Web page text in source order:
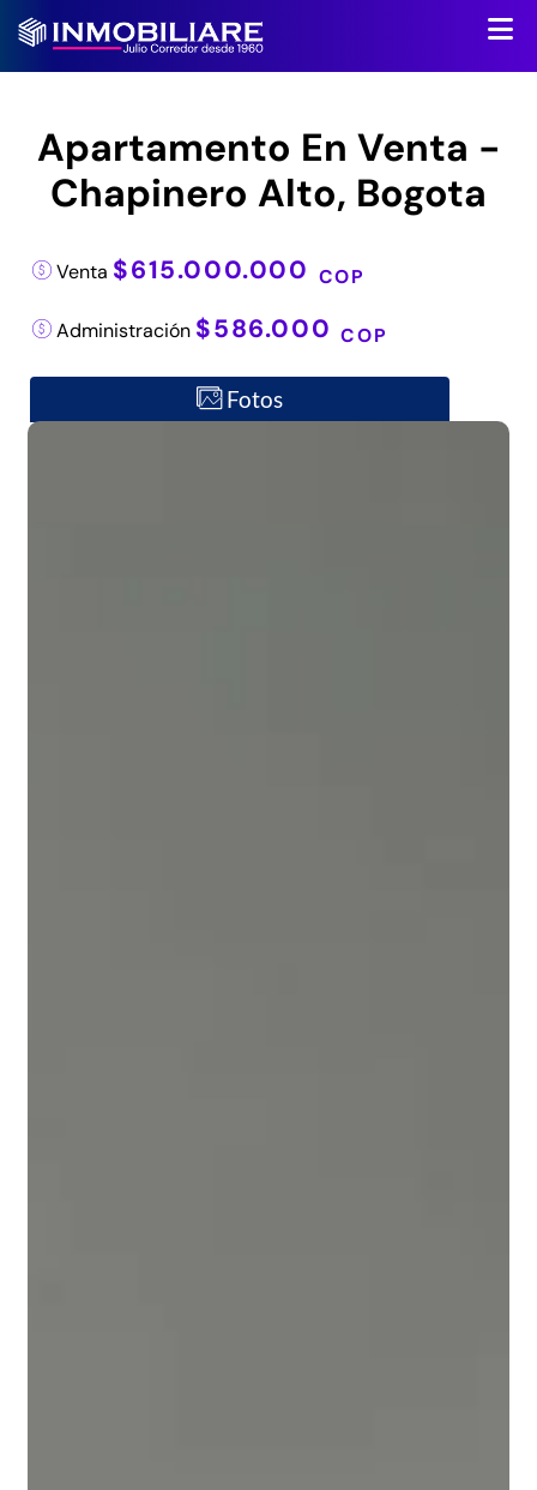
Apartamento En Venta -
Chapinero Alto, Bogota
Venta $615.000.000 COP
Administración $586.000COP
Fotos